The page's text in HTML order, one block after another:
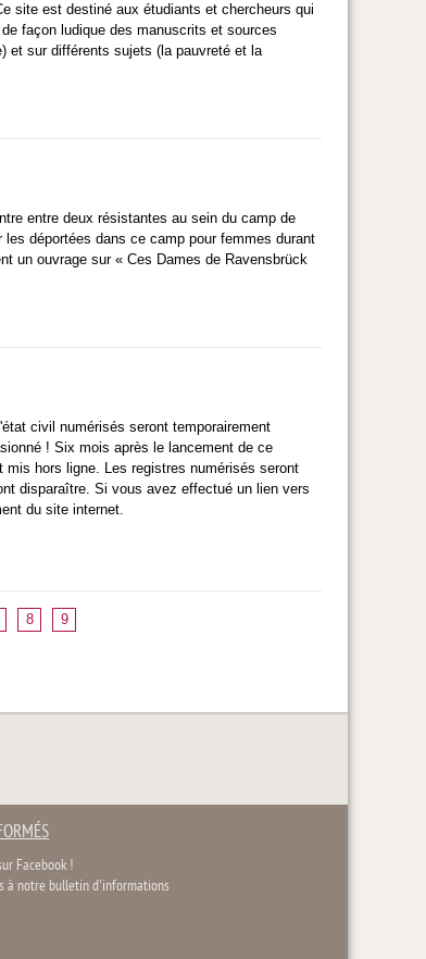
site est destiné aux étudiants et chercheurs qui
façon ludique des manuscrits et sources
et sur différents sujets (la pauvreté et la
entre deux résistantes au sein du camp de
déportées dans ce camp pour femmes durant
un ouvrage sur « Ces Dames de Ravensbrück
civil numérisés seront temporairement
! Six mois après le lancement de ce
hors ligne. Les registres numérisés seront
disparaître. Si vous avez effectué un lien vers
du site internet.
8
9
Facebook !
à notre bulletin d'informations